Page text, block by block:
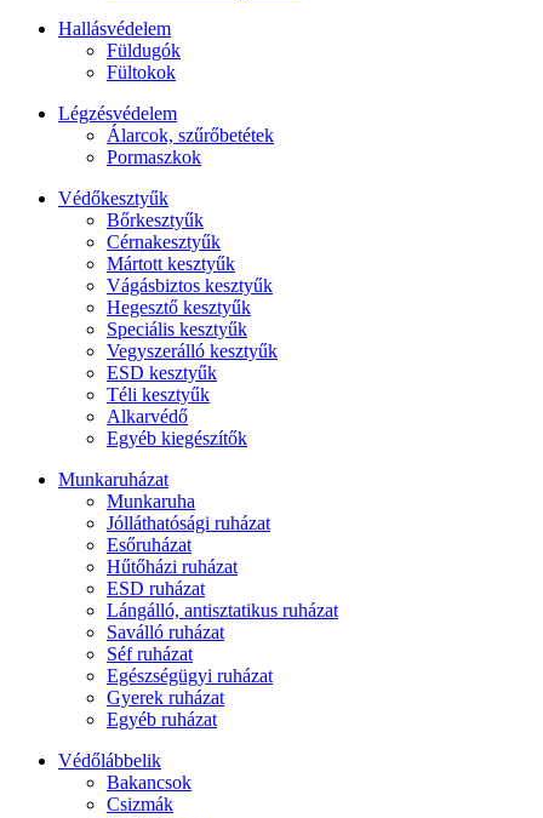
Hallásvédelem
Füldugók
Fültokok
Légzésvédelem
Álarcok, szűrőbetétek
Pormaszkok
Védőkesztyűk
Bőrkesztyűk
Cérnakesztyűk
Mártott kesztyűk
Vágásbiztos kesztyűk
Hegesztő kesztyűk
Speciális kesztyűk
Vegyszerálló kesztyűk
ESD kesztyűk
Téli kesztyűk
Alkarvédő
Egyéb kiegészítők
Munkaruházat
Munkaruha
Jólláthatósági ruházat
Esőruházat
Hűtőházi ruházat
ESD ruházat
Lángálló, antisztatikus ruházat
Saválló ruházat
Séf ruházat
Egészségügyi ruházat
Gyerek ruházat
Egyéb ruházat
Védőlábbelik
Bakancsok
Csizmák